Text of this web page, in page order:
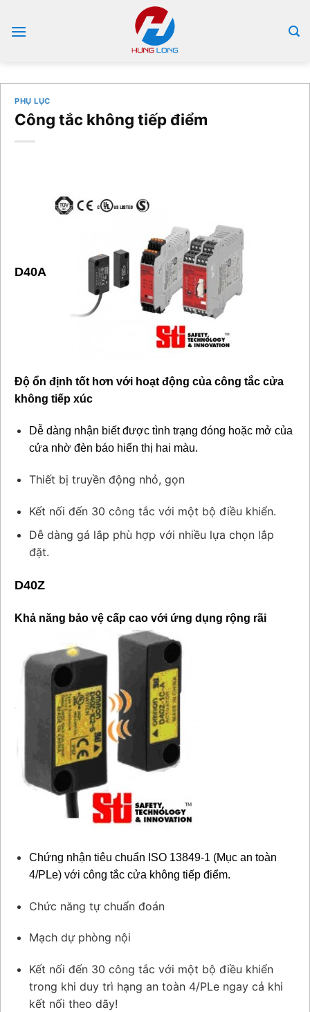
qua
PHỤ LỤC
Công tắc không tiếp điểm
D40A
Độ ổn định tốt hơn với hoạt động của công tắc cửa
không tiếp xúc
Dễ dàng nhận biết được tình trạng đóng hoặc mở của
cửa nhờ đèn báo hiển thị hai màu.
Thiết bị truyền động nhỏ, gọn
Kết nối đến 30 công tắc với một bộ điều khiển.
Dễ dàng gá lắp phù hợp với nhiều lựa chọn lắp
đặt.
D40Z
Khả năng bảo vệ cấp cao với ứng dụng rộng rãi
Chứng nhận tiêu chuẩn ISO 13849-1 (Mục an toàn
4/PLe) với công tắc cửa không tiếp điểm.
Chức năng tự chuẩn đoán
Mạch dự phòng nội
Kết nối đến 30 công tắc với một bộ điều khiển
trong khi duy trì hạng an toàn 4/PLe ngay cả khi
kết nối theo dãy!